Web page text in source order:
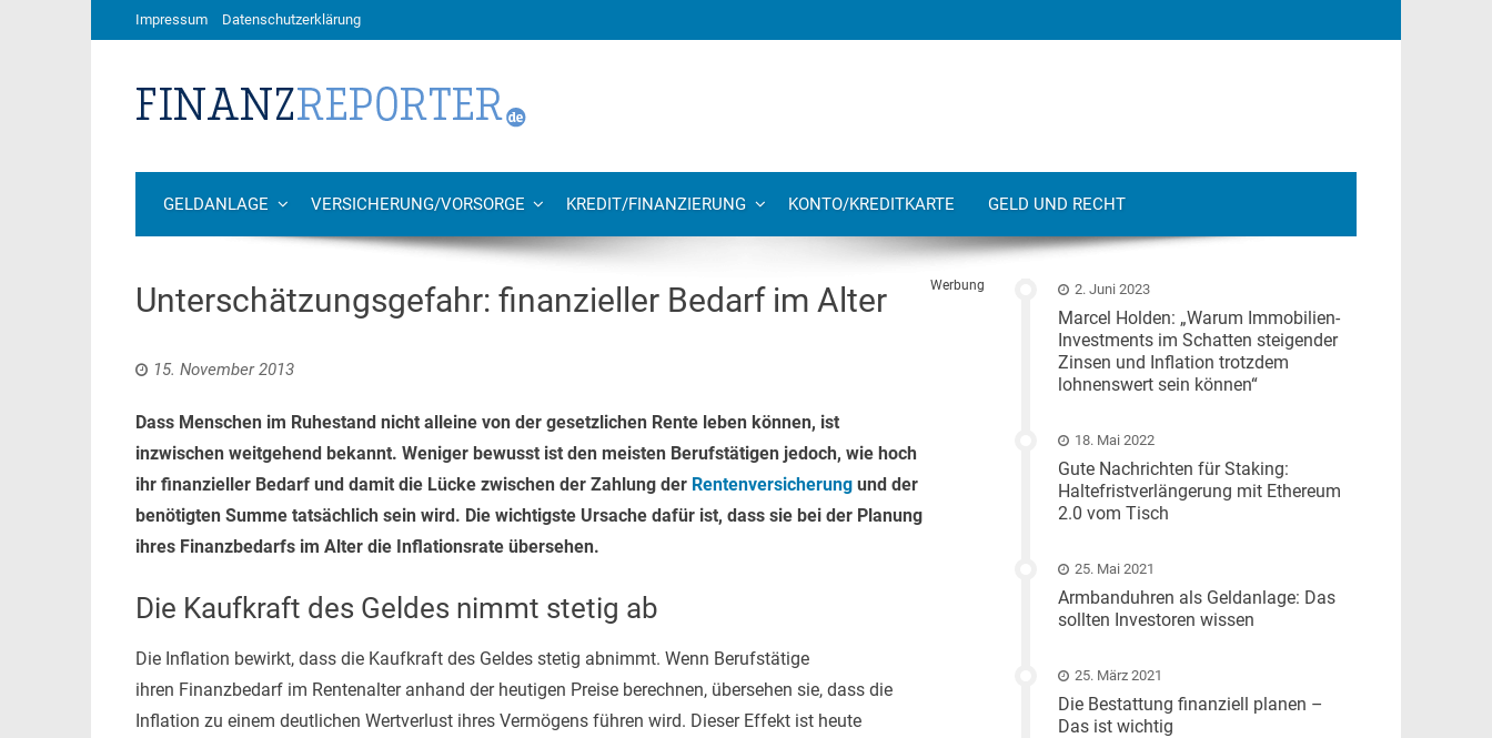
Impressum Datenschutzerklärung
GELDANLAGE VERSICHERUNG/VORSORGE KREDIT/FINANZIERUNG KONTO/KREDITKARTE GELD UND RECHT
Unterschätzungsgefahr: finanzieller Bedarf im Alter Werbung
15. November 2013
Dass Menschen im Ruhestand nicht alleine von der gesetzlichen Rente leben können, ist
inzwischen weitgehend bekannt. Weniger bewusst ist den meisten Berufstätigen jedoch, wie hoch
ihr finanzieller Bedarf und damit die Lücke zwischen der Zahlung der Rentenversicherung und der
benötigten Summe tatsächlich sein wird. Die wichtigste Ursache dafür ist, dass sie bei der Planung
ihres Finanzbedarfs im Alter die Inflationsrate übersehen.
Die Kaufkraft des Geldes nimmt stetig ab
Die Inflation bewirkt, dass die Kaufkraft des Geldes stetig abnimmt. Wenn Berufstätige
ihren Finanzbedarf im Rentenalter anhand der heutigen Preise berechnen, übersehen sie, dass die
Inflation zu einem deutlichen Wertverlust ihres Vermögens führen wird. Dieser Effekt ist heute
2. Juni 2023
Marcel Holden: „Warum Immobilien-
Investments im Schatten steigender
Zinsen und Inflation trotzdem
lohnenswert sein können“
18. Mai 2022
Gute Nachrichten für Staking:
Haltefristverlängerung mit Ethereum
2.0 vom Tisch
25. Mai 2021
Armbanduhren als Geldanlage: Das
sollten Investoren wissen
25. März 2021
Die Bestattung finanziell planen –
Das ist wichtig